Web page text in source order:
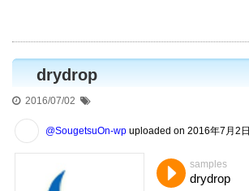
drydrop
2016/07/02
@SougetsuOn-wp uploaded on 2016年7月2日
samples
drydrop